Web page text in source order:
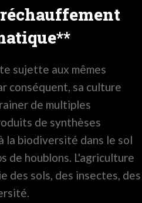
sujette aux mêmes
conséquent, sa culture
de multiples
de synthèses
la biodiversité dans le sol
de houblons. L'agriculture
des sols, des insectes, des